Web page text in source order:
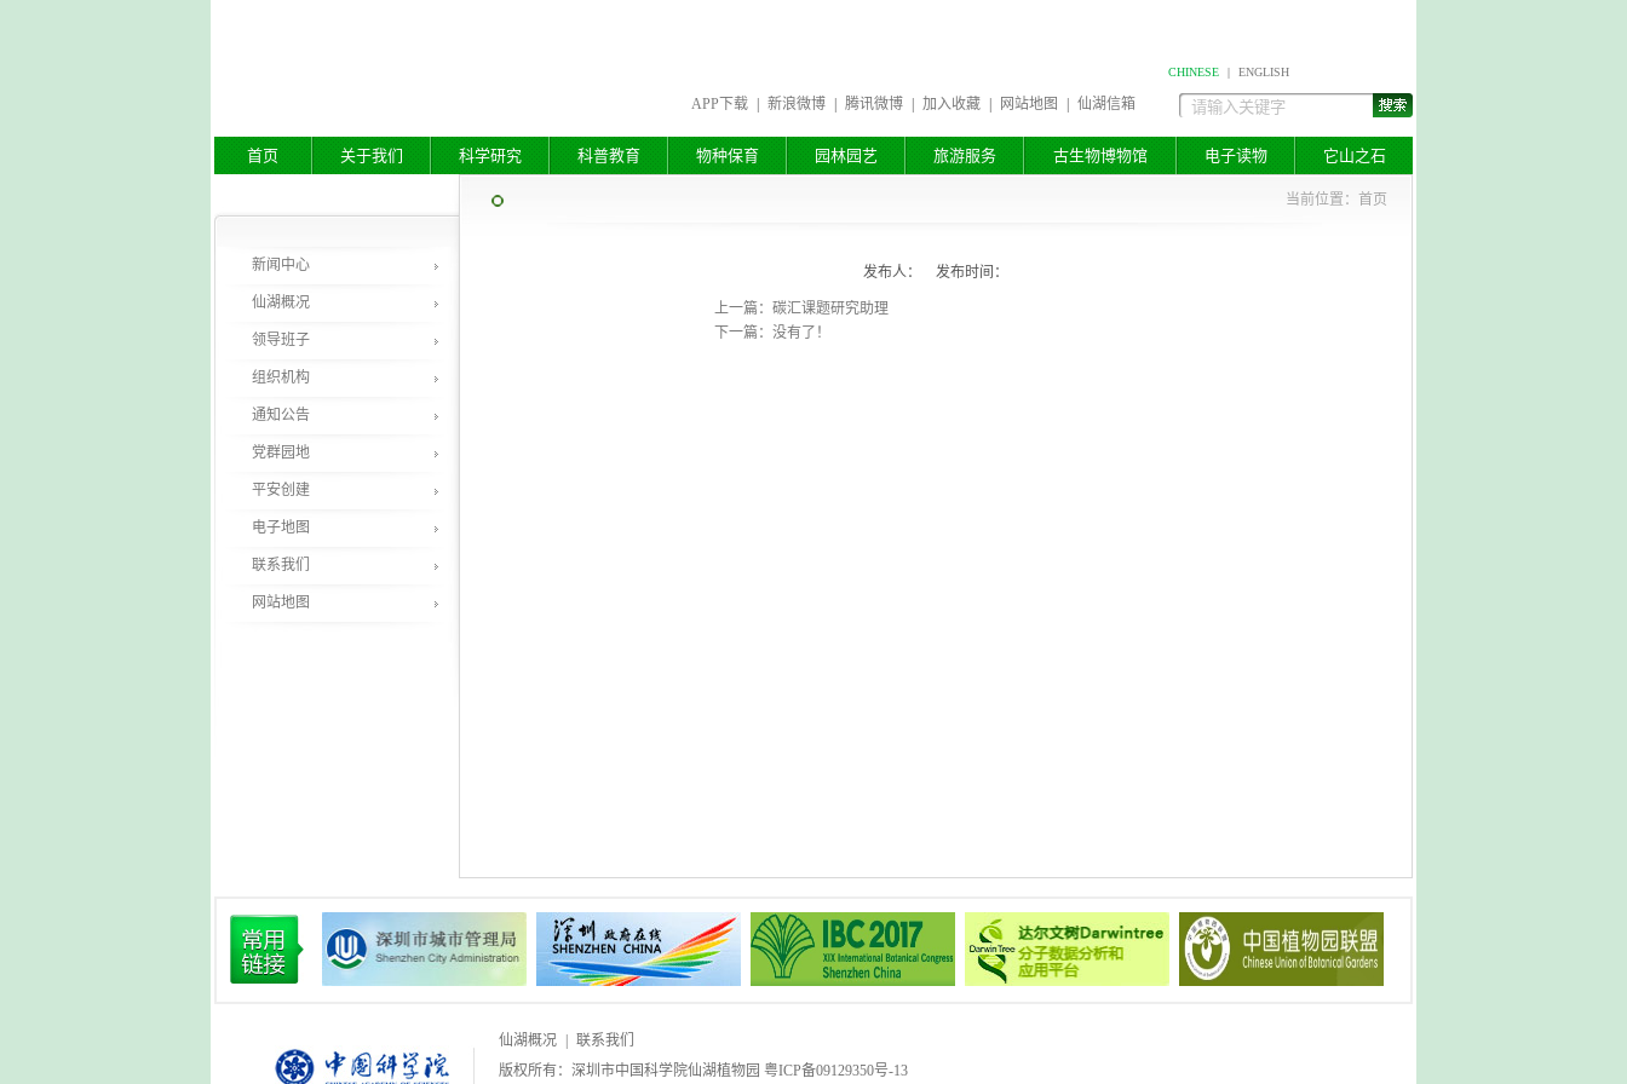
CHINESE | ENGLISH
APP下载 新浪微博 腾讯微博 加入收藏 网站地图 仙湖信箱
首页 关于我们 科学研究 科普教育 物种保育 园林园艺 旅游服务 古生物博物馆 电子读物 它山之石
当前位置： 首页
发布人： 发布时间：
上一篇：碳汇课题研究助理
下一篇：没有了！
新闻中心
仙湖概况
领导班子
组织机构
通知公告
党群园地
平安创建
电子地图
联系我们
网站地图
仙湖概况
联系我们
版权所有：深圳市中国科学院仙湖植物园 粤ICP备09129350号-13